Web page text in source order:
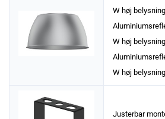
W høj
W høj
W høj
Justerbar